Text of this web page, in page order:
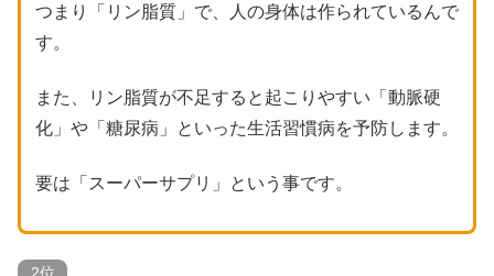
つまり「リン脂質」で、人の身体は作られているんで
す。
また、リン脂質が不足すると起こりやすい「動脈硬
化」や「糖尿病」といった生活習慣病を予防します。
要は「スーパーサプリ」という事です。
2位